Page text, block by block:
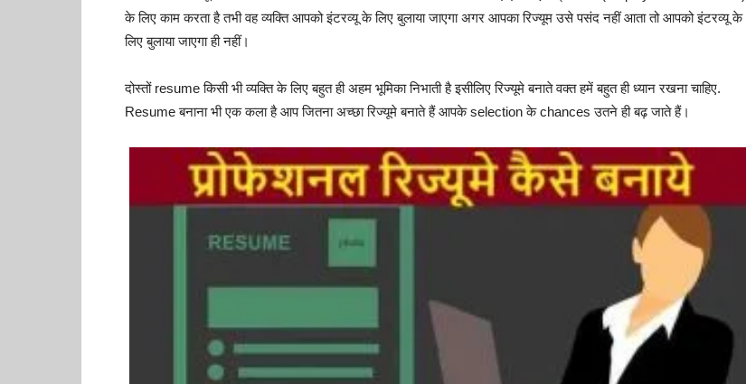
के लिए काम करता है तभी वह व्यक्ति आपको इंटरव्यू के लिए बुलाया जाएगा अगर आपका रिज्यूम उसे पसंद नहीं आता तो आपको इंटरव्यू के
लिए बुलाया जाएगा ही नहीं।
दोस्तों resume किसी भी व्यक्ति के लिए बहुत ही अहम भूमिका निभाती है इसीलिए रिज्यूमे बनाते वक्त हमें बहुत ही ध्यान रखना चाहिए.
Resume बनाना भी एक कला है आप जितना अच्छा रिज्यूमे बनाते हैं आपके selection के chances उतने ही बढ़ जाते हैं।